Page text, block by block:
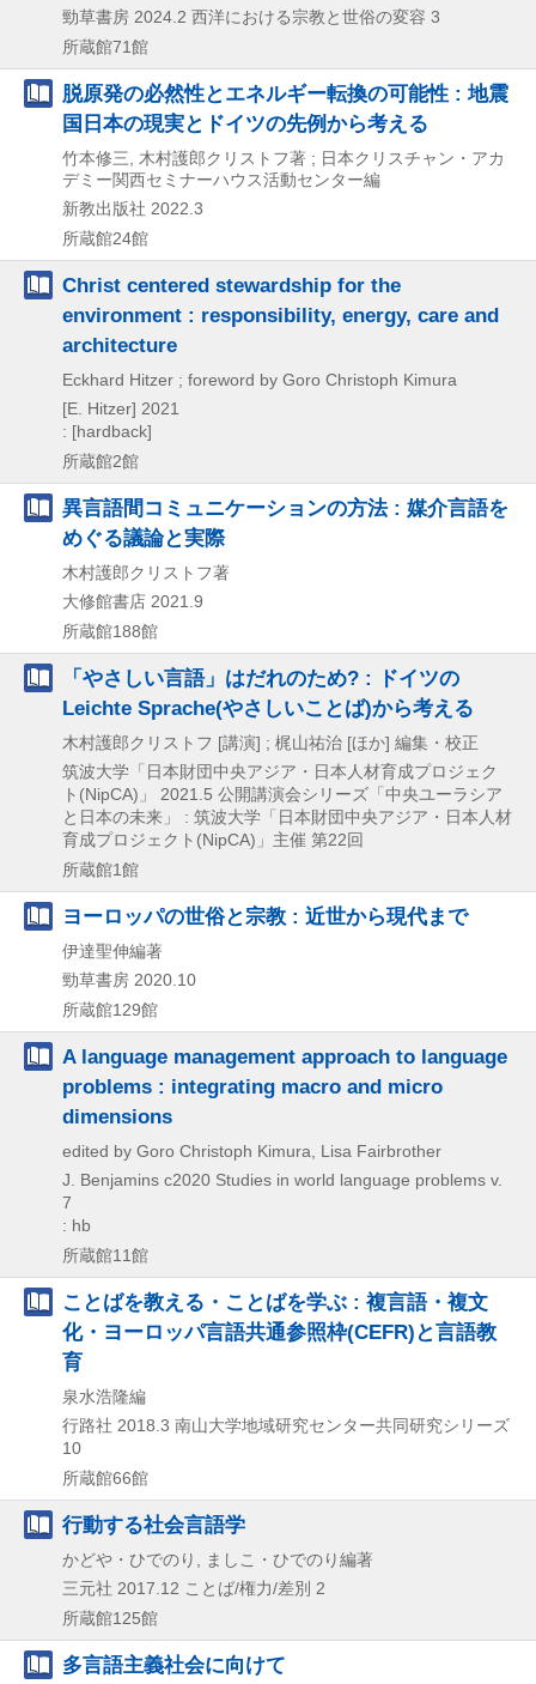
勁草書房 2024.2 西洋における宗教と世俗の変容 3
所蔵館71館
脱原発の必然性とエネルギー転換の可能性 : 地震
国日本の現実とドイツの先例から考える
竹本修三, 木村護郎クリストフ著 ; 日本クリスチャン・アカ
デミー関西セミナーハウス活動センター編
新教出版社 2022.3
所蔵館24館
Christ centered stewardship for the
environment : responsibility, energy, care and
architecture
Eckhard Hitzer ; foreword by Goro Christoph Kimura
[E. Hitzer] 2021
: [hardback]
所蔵館2館
異言語間コミュニケーションの方法 : 媒介言語を
めぐる議論と実際
木村護郎クリストフ著
大修館書店 2021.9
所蔵館188館
「やさしい言語」はだれのため? : ドイツの
Leichte Sprache(やさしいことば)から考える
木村護郎クリストフ [講演] ; 梶山祐治 [ほか] 編集・校正
筑波大学「日本財団中央アジア・日本人材育成プロジェク
ト(NipCA)」
2021.5 公開講演会シリーズ「中央ユーラシア
と日本の未来」 : 筑波大学「日本財団中央アジア・日本人材
育成プロジェクト(NipCA)」主催 第22回
所蔵館1館
ヨーロッパの世俗と宗教 : 近世から現代まで
伊達聖伸編著
勁草書房 2020.10
所蔵館129館
A language management approach to language
problems : integrating macro and micro
dimensions
edited by Goro Christoph Kimura, Lisa Fairbrother
J. Benjamins c2020 Studies in world language problems v.
7
: hb
所蔵館11館
ことばを教える・ことばを学ぶ : 複言語・複文
化・ヨーロッパ言語共通参照枠(CEFR)と言語教
育
泉水浩隆編
行路社 2018.3 南山大学地域研究センター共同研究シリーズ
10
所蔵館66館
行動する社会言語学
かどや・ひでのり, ましこ・ひでのり編著
三元社 2017.12 ことば/権力/差別 2
所蔵館125館
多言語主義社会に向けて